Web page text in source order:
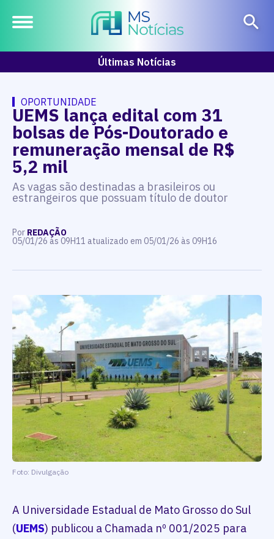
Últimas Notícias
OPORTUNIDADE
UEMS lança edital com 31
bolsas de Pós-Doutorado e
remuneração mensal de R$
5,2 mil
As vagas são destinadas a brasileiros ou
estrangeiros que possuam título de doutor
Por REDAÇÃO
05/01/26 às 09H11 atualizado em 05/01/26 às 09H16
Foto: Divulgação
A Universidade Estadual de Mato Grosso do Sul
(UEMS) publicou a Chamada nº 001/2025 para